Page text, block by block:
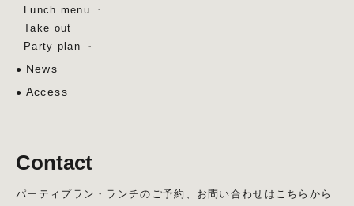
Lunch menu
Take out
Party plan
News
Access
Contact
パーティプラン・ランチのご予約、お問い合わせはこちらから